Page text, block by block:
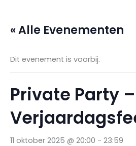
« Alle Evenementen
Dit evenement is voorbij.
Private Party –
11 oktober 2025 @ 20:00 - 23:59